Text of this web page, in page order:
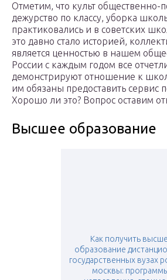
Отметим, что культ общественно-
дежурство по классу, уборка
практиковались и в советских
это давно стало историей,
является ценностью в нашем
России с каждым годом все
демонстрируют отношение к
им обязаны предоставить сервис
Хорошо ли это? Вопрос оставим
Высшее образование
Как получить
образование
государственных вузах
москвы: